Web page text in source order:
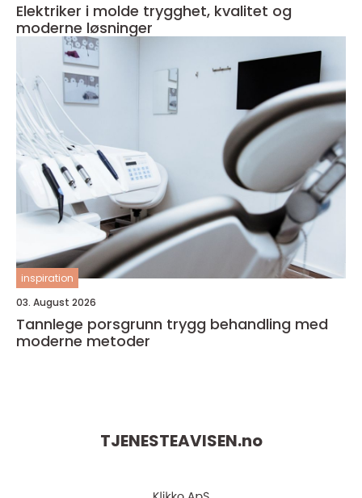
Elektriker i molde trygghet, kvalitet og
moderne løsninger
inspiration
03. August 2026
Tannlege porsgrunn trygg behandling med
moderne metoder
TJENESTEAVISEN.no